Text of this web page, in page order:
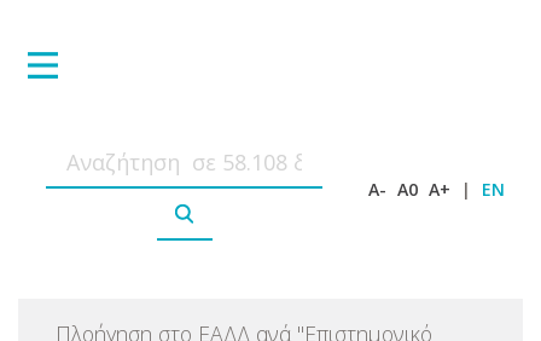
A- A0 A+ | EN
Πλοήγηση στο ΕΑΔΔ ανά "Επιστημονικό